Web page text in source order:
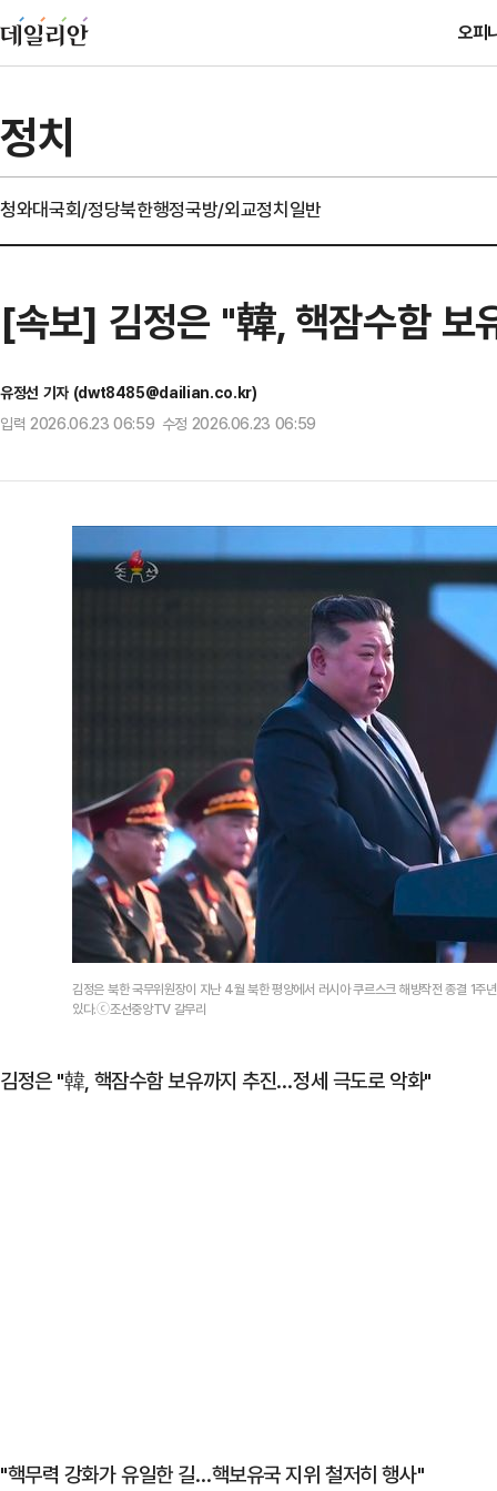
오피
정치
청와대국회/정당북한행정국방/외교정치일반
[속보] 김정은 "韓, 핵잠수함 보
유정선 기자 (dwt8485@dailian.co.kr)
입력 2026.06.23 06:59 수정 2026.06.23 06:59
김정은 북한 국무위원장이 지난 4월 북한 평양에서 러시아 쿠르스크 해방작전 종결 1주
있다.ⓒ조선중앙TV 갈무리
김정은 "韓, 핵잠수함 보유까지 추진…정세 극도로 악화"
"핵무력 강화가 유일한 길…핵보유국 지위 철저히 행사"